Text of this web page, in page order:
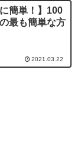
簡単！】100
最も簡単な方
2021.03.22